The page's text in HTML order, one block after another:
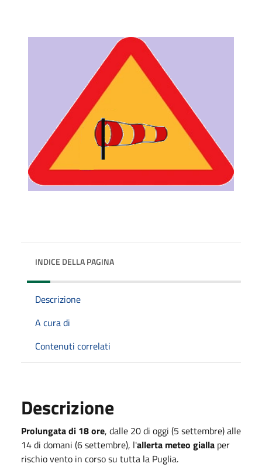
INDICE DELLA PAGINA
Descrizione
A cura di
Contenuti correlati
Descrizione
Prolungata di 18 ore, dalle 20 di oggi (5 settembre) alle
14 di domani (6 settembre), l'allerta meteo gialla per
rischio vento in corso su tutta la Puglia.